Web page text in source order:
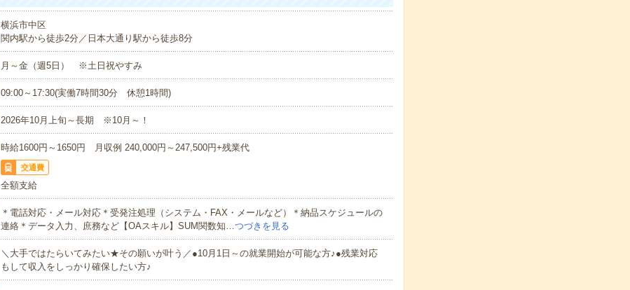
横浜市中区
関内駅から徒歩2分／日本大通り駅から徒歩8分
月～金（週5日） ※土日祝やすみ
09:00～17:30(実働7時間30分 休憩1時間)
2026年10月上旬～長期 ※10月～！
時給1600円～1650円 月収例 240,000円～247,500円+残業代
交通費
全額支給
＊電話対応・メール対応＊受発注処理（システム・FAX・メールなど）＊納品スケジュールの
連絡＊データ入力、庶務など【OAスキル】SUM関数知…つづきを見る
＼大手ではたらいてみたい★その願いが叶う／●10月1日～の就業開始が可能な方♪●残業対応
もして収入をしっかり確保したい方♪